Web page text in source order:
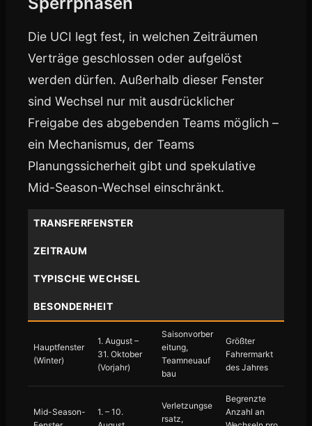
Die UCI legt fest, in welchen Zeiträumen
Verträge geschlossen oder aufgelöst
werden dürfen. Außerhalb dieser Fenster
sind Wechsel nur mit ausdrücklicher
Freigabe des abgebenden Teams möglich –
ein Mechanismus, der Teams
Planungssicherheit gibt und spekulative
Mid-Season-Wechsel einschränkt.
TRANSFERFENSTER
ZEITRAUM
TYPISCHE WECHSEL
BESONDERHEIT
Hauptfenster
(Winter)
1. August –
31. Oktober
(Vorjahr)
Saisonvorber
eitung,
Teamneuauf
bau
Größter
Fahrermarkt
des Jahres
Mid-Season-
1. – 10.
Verletzungse
rsatz,
Begrenzte
Anzahl an